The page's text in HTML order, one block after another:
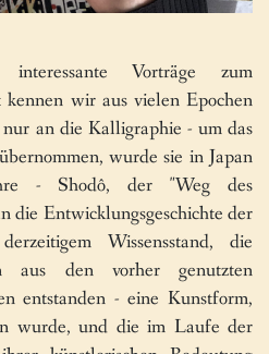
Vorträge zum
wir aus vielen Epochen
an die Kalligraphie - um das
wurde sie in Japan
- Shodô, der "Weg des
die Entwicklungsgeschichte der
Wissensstand, die
aus den vorher genutzten
entstanden - eine Kunstform,
wurde, und die im Laufe der